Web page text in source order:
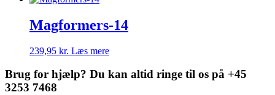
Magformers-14
239,95 kr. Læs mere
Brug for hjælp? Du kan altid ringe til os på +45
3253 7468